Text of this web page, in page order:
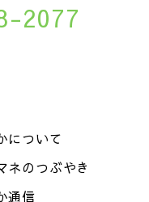
2077
について
ネのつぶやき
通信